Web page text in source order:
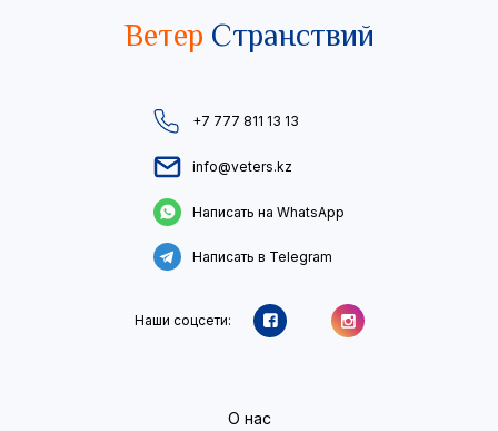
Ветер Странствий
+7 777 811 13 13
info@veters.kz
Написать на WhatsApp
Написать в Telegram
Наши соцсети:
О нас